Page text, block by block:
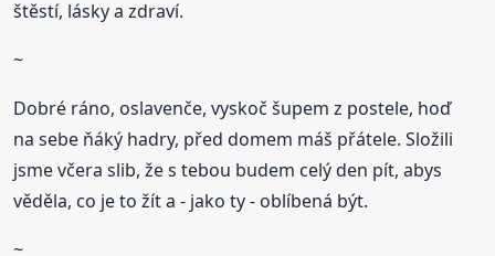
štěstí, lásky a zdraví.
~
Dobré ráno, oslavenče, vyskoč šupem z postele, hoď
na sebe ňáký hadry, před domem máš přátele. Složili
jsme včera slib, že s tebou budem celý den pít, abys
věděla, co je to žít a - jako ty - oblíbená být.
~